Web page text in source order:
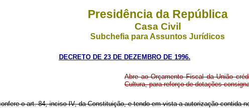
Presidência da República
Casa Civil
Subchefia para Assuntos Jurídicos
DECRETO DE 23 DE DEZEMBRO DE 1996.
Abre ao Orçamento Fiscal da União
Cultura, para reforço de dotações
o art. 84, inciso IV, da Constituição, e tendo em vista a autorização contida